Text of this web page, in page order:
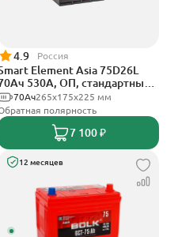
4.9 Россия
Element Asia 75D26L
530А, ОП, стандартные
265x175x225 мм
70Ач
полярность
7 100 ₽
12 месяцев